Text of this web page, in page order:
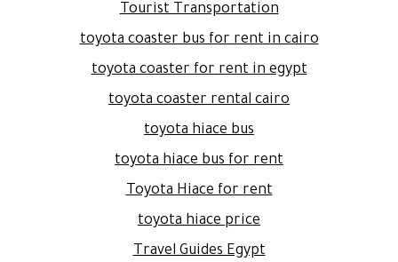
Tourist Transportation
toyota coaster bus for rent in cairo
toyota coaster for rent in egypt
toyota coaster rental cairo
toyota hiace bus
toyota hiace bus for rent
Toyota Hiace for rent
toyota hiace price
Travel Guides Egypt